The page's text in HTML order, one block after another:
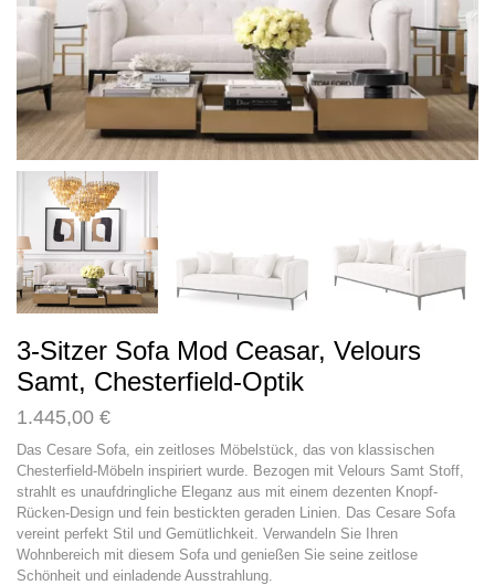
3-Sitzer Sofa Mod Ceasar, Velours
Samt, Chesterfield-Optik
1.445,00 €
Das Cesare Sofa, ein zeitloses Möbelstück, das von klassischen
Chesterfield-Möbeln inspiriert wurde. Bezogen mit Velours Samt Stoff,
strahlt es unaufdringliche Eleganz aus mit einem dezenten Knopf-
Rücken-Design und fein bestickten geraden Linien. Das Cesare Sofa
vereint perfekt Stil und Gemütlichkeit. Verwandeln Sie Ihren
Wohnbereich mit diesem Sofa und genießen Sie seine zeitlose
Schönheit und einladende Ausstrahlung.